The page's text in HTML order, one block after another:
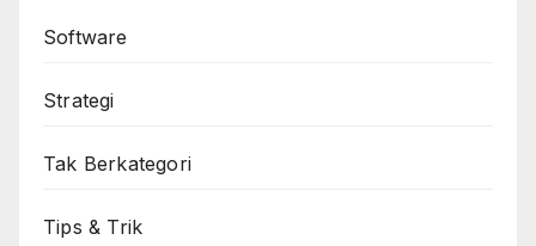
Software
Strategi
Tak Berkategori
Tips & Trik